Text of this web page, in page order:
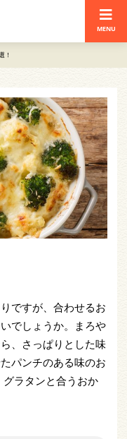
MENU
！
ですが、合わせるお
でしょうか。まろや
、さっぱりとした味
パンチのある味のお
ラタンと合うおか